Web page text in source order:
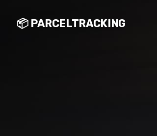
📦 PARCELTRACKING